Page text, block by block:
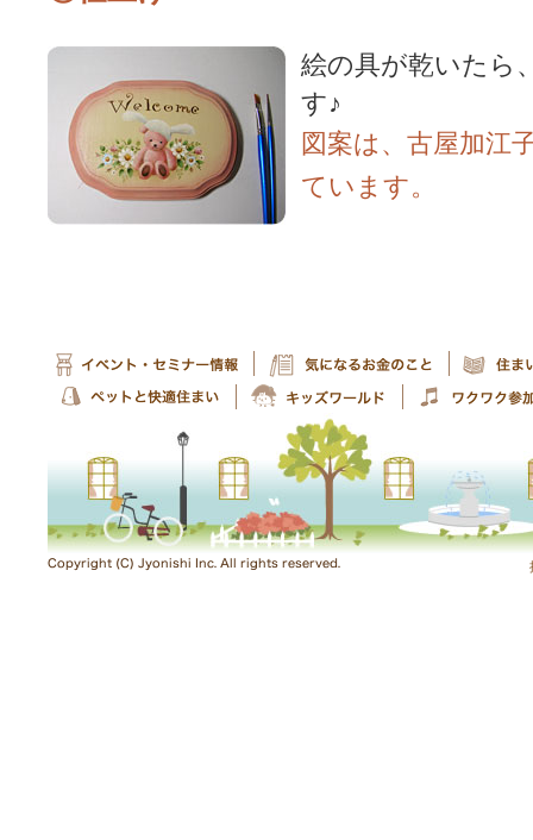
絵の具が乾いたら
す♪
図案は、古屋加江
ています。